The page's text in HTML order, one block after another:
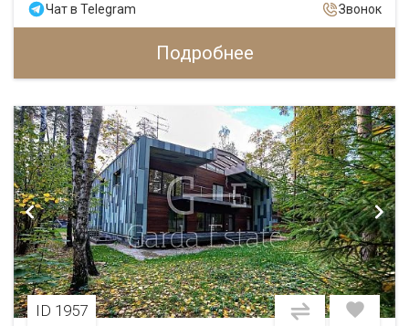
Чат в Telegram Звонок
Подробнее
ID 1957